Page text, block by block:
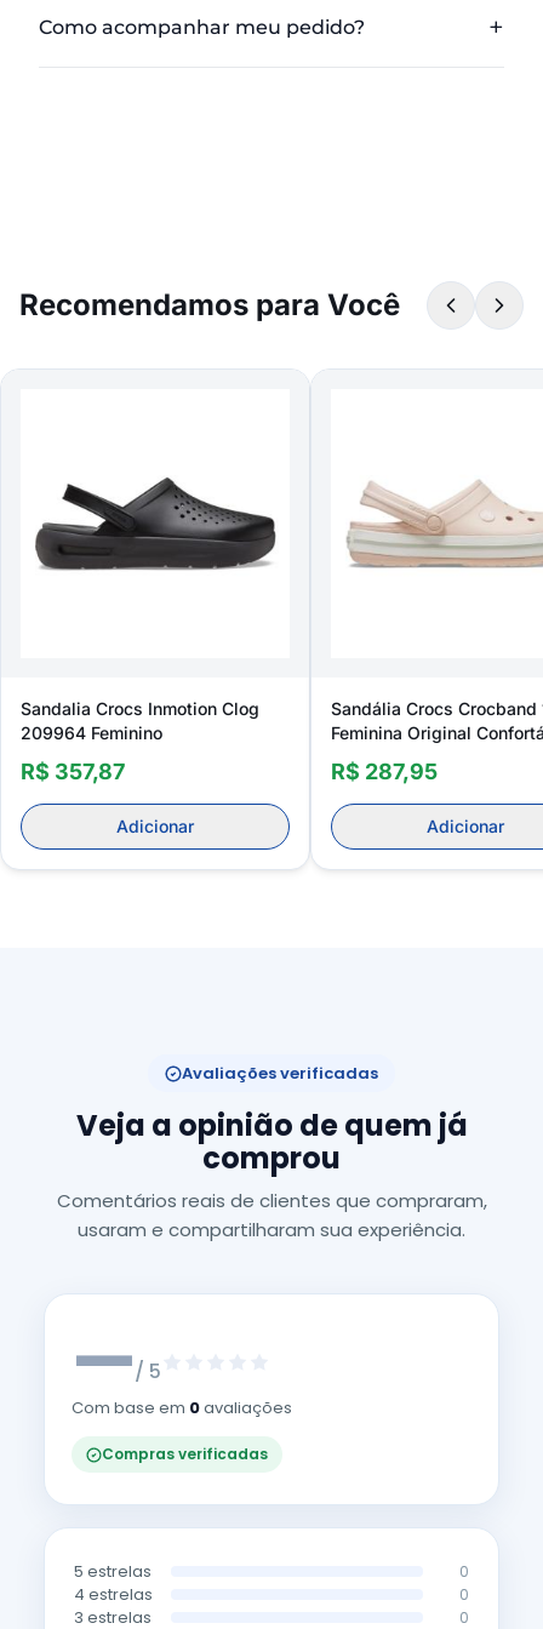
Como acompanhar meu pedido?
Recomendamos para Você
Sandalia Crocs Inmotion Clog
209964 Feminino
R$ 357,87
Adicionar
Sandália Crocs Crocband
Feminina Original
R$ 287,95
Adicionar
Avaliações verificadas
Veja a opinião de quem já
comprou
Comentários reais de clientes que compraram,
usaram e compartilharam sua experiência.
—/ 5
Com base em 0avaliações
Compras verificadas
5 estrelas 0
4 estrelas 0
3 estrelas 0